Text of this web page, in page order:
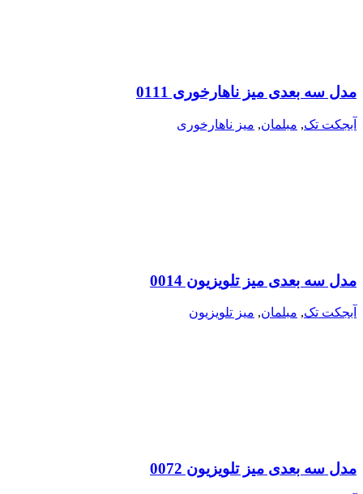
مدل سه بعدی میز ناهارخوری 0111
آبجکت تک, مبلمان, میز ناهارخوری
مدل سه بعدی میز تلویزیون 0014
آبجکت تک, مبلمان, میز تلویزیون
مدل سه بعدی میز تلویزیون 0072